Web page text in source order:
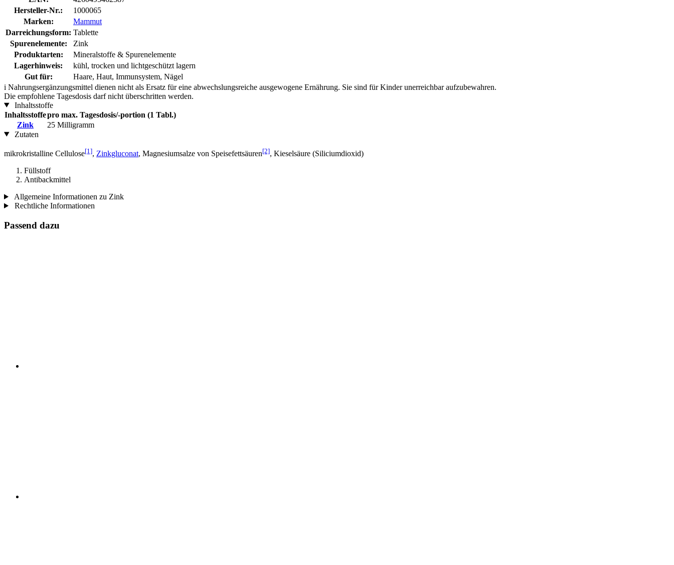
Hersteller-Nr.:
1000065
Marken:
Mammut
Darreichungsform: Tablette
Spurenelemente:
Zink
Produktarten:
Mineralstoffe & Spurenelemente
Lagerhinweis:
kühl, trocken und lichtgeschützt lagern
Gut für:
Haare, Haut, Immunsystem, Nägel
i Nahrungsergänzungsmittel dienen nicht als Ersatz für eine abwechslungsreiche ausgewogene Ernährung. Sie sind für Kinder unerreichbar aufzubewahren.
Die empfohlene Tagesdosis darf nicht überschritten werden.
Inhaltsstoffe
Inhaltsstoffepro max. Tagesdosis/-portion (1 Tabl.)
Zink
25 Milligramm
Zutaten
mikrokristalline Cellulose[1], Zinkgluconat, Magnesiumsalze von Speisefettsäuren[2], Kieselsäure (Siliciumdioxid)
Füllstoff
Antibackmittel
Allgemeine Informationen zu Zink
Rechtliche Informationen
Passend dazu